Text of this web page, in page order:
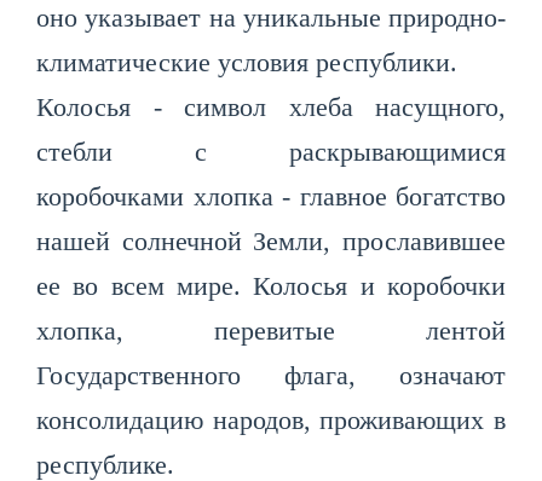
оно указывает на уникальные природно-
климатические условия республики.
Колосья - символ хлеба насущного,
стебли с раскрывающимися
коробочками хлопка - главное богатство
нашей солнечной Земли, прославившее
ее во всем мире. Колосья и коробочки
хлопка, перевитые лентой
Государственного флага, означают
консолидацию народов, проживающих в
республике.